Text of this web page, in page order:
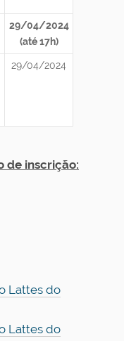
29/04/2024
(até 17h)
29/04/2024
de inscrição:
Lattes do
Lattes do